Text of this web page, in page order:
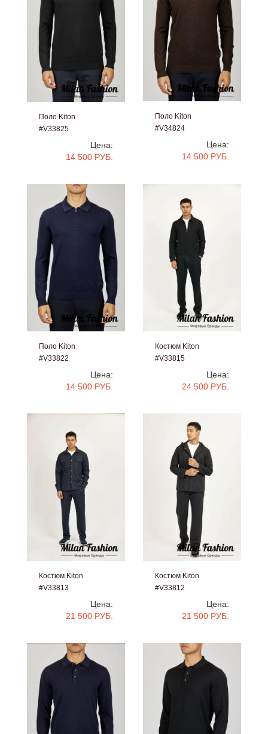
Поло Kiton
#V33825
Цена:
14 500 РУБ.
Поло Kiton
#V34824
Цена:
14 500 РУБ.
Поло Kiton
#V33822
Цена:
14 500 РУБ.
Костюм Kiton
#V33815
Цена:
24 500 РУБ.
Костюм Kiton
#V33813
Цена:
21 500 РУБ.
Костюм Kiton
#V33812
Цена:
21 500 РУБ.